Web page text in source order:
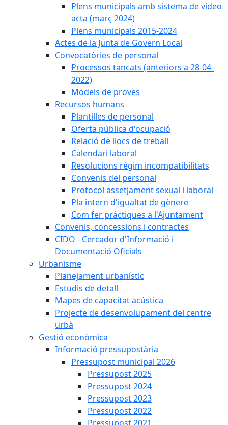
Plens municipals amb sistema de vídeo
acta (març 2024)
Plens municipals 2015-2024
Actes de la Junta de Govern Local
Convocatòries de personal
Processos tancats (anteriors a 28-04-
2022)
Models de proves
Recursos humans
Plantilles de personal
Oferta pública d'ocupació
Relació de llocs de treball
Calendari laboral
Resolucions règim incompatibilitats
Convenis del personal
Protocol assetjament sexual i laboral
Pla intern d'igualtat de gènere
Com fer pràctiques a l'Ajuntament
Convenis, concessions i contractes
CIDO - Cercador d'Informació i
Documentació Oficials
Urbanisme
Planejament urbanístic
Estudis de detall
Mapes de capacitat acústica
Projecte de desenvolupament del centre
urbà
Gestió econòmica
Informació pressupostària
Pressupost municipal 2026
Pressupost 2025
Pressupost 2024
Pressupost 2023
Pressupost 2022